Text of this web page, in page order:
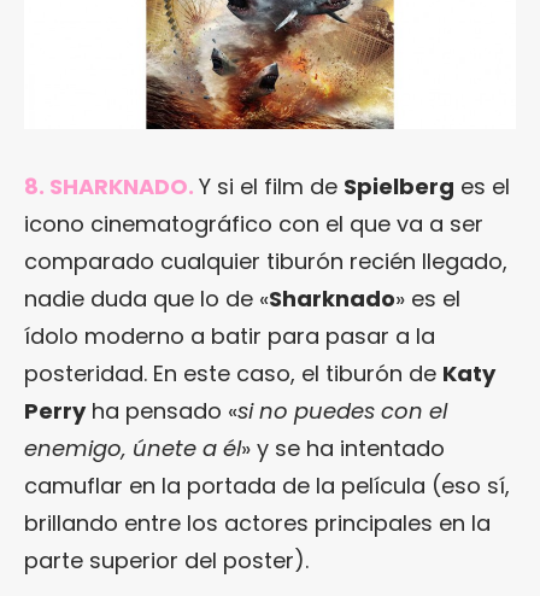
8. SHARKNADO. Y si el film de Spielberg es el
icono cinematográfico con el que va a ser
comparado cualquier tiburón recién llegado,
nadie duda que lo de «Sharknado» es el
ídolo moderno a batir para pasar a la
posteridad. En este caso, el tiburón de Katy
Perryha pensado «si no puedes con el
enemigo, únete a él» y se ha intentado
camuflar en la portada de la película (eso sí,
brillando entre los actores principales en la
parte superior del poster).